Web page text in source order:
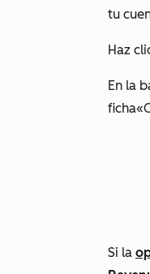
tu
Haz
En la
ficha
Si la